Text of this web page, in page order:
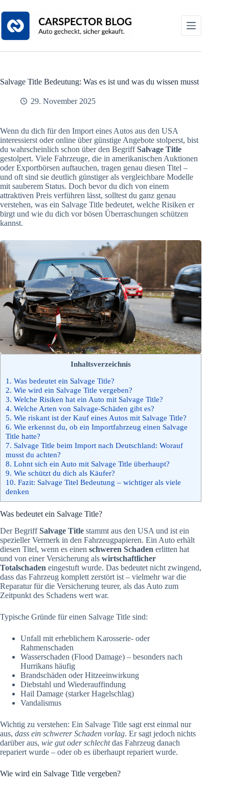
Inhalt
springen
Salvage Title Bedeutung: Was es ist und was du wissen musst
29. November 2025
Wenn du dich für den Import eines Autos aus den USA
interessierst oder online über günstige Angebote stolperst, bist
du wahrscheinlich schon über den BegriffSalvage Title
gestolpert. Viele Fahrzeuge, die in amerikanischen Auktionen
oder Exportbörsen auftauchen, tragen genau diesen Titel –
und oft sind sie deutlich günstiger als vergleichbare Modelle
mit sauberem Status. Doch bevor du dich von einem
attraktiven Preis verführen lässt, solltest du ganz genau
verstehen, was ein Salvage Title bedeutet, welche Risiken er
birgt und wie du dich vor bösen Überraschungen schützen
kannst.
Inhaltsverzeichnis
1. Was bedeutet ein Salvage Title?
2. Wie wird ein Salvage Title vergeben?
3. Welche Risiken hat ein Auto mit Salvage Title?
4. Welche Arten von Salvage-Schäden gibt es?
5. Wie riskant ist der Kauf eines Autos mit Salvage Title?
6. Wie erkennst du, ob ein Importfahrzeug einen Salvage
Title hatte?
7. Salvage Title beim Import nach Deutschland: Worauf
musst du achten?
8. Lohnt sich ein Auto mit Salvage Title überhaupt?
9. Wie schützt du dich als Käufer?
10. Fazit: Salvage Titel Bedeutung – wichtiger als viele
denken
Was bedeutet ein Salvage Title?
Der BegriffSalvage Title stammt aus den USA und ist ein
spezieller Vermerk in den Fahrzeugpapieren. Ein Auto erhält
diesen Titel, wenn es einen schweren Schaden erlitten hat
und von einer Versicherung als wirtschaftlicher
Totalschaden eingestuft wurde. Das bedeutet nicht zwingend,
dass das Fahrzeug komplett zerstört ist – vielmehr war die
Reparatur für die Versicherung teurer, als das Auto zum
Zeitpunkt des Schadens wert war.
Typische Gründe für einen Salvage Title sind:
Unfall mit erheblichem Karosserie- oder
Rahmenschaden
Wasserschaden (Flood Damage) – besonders nach
Hurrikans häufig
Brandschäden oder Hitzeeinwirkung
Diebstahl und Wiederauffindung
Hail Damage (starker Hagelschlag)
Vandalismus
Wichtig zu verstehen: Ein Salvage Title sagt erst einmal nur
aus, dass ein schwerer Schaden vorlag. Er sagt jedoch nichts
darüber aus, wie gut oder schlechtdas Fahrzeug danach
repariert wurde – oder ob es überhaupt repariert wurde.
Wie wird ein Salvage Title vergeben?